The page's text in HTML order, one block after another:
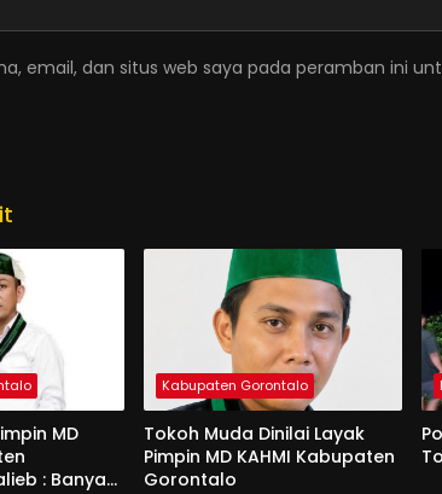
email, dan situs web saya pada peramban ini
MD
: Banyak
Kabupaten Gorontalo
Tokoh Muda Dinilai Layak
Pimpin MD KAHMI Kabupaten
Gorontalo